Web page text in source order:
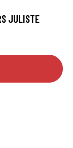
JULISTE